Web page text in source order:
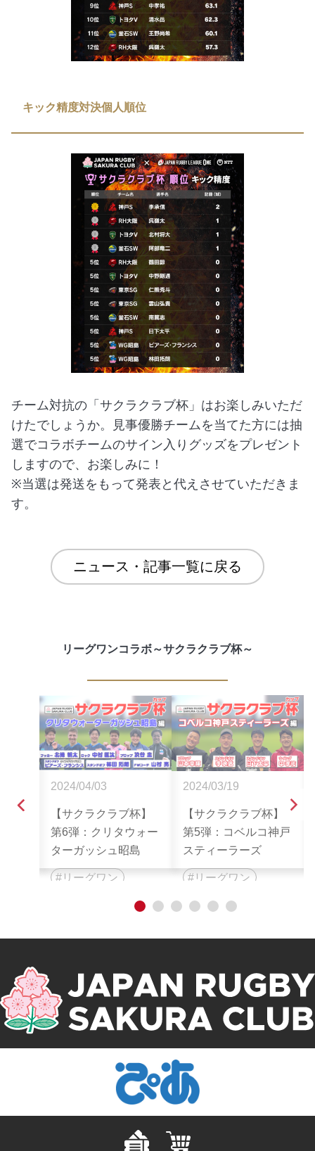
キック精度対決個人順位
チーム対抗の「サクラクラブ杯」はお楽しみいただ
けたでしょうか。見事優勝チームを当てた方には抽
選でコラボチームのサイン入りグッズをプレゼント
しますので、お楽しみに！
※当選は発送をもって発表と代えさせていただきま
す。
ニュース・記事一覧に戻る
リーグワンコラボ～サクラクラブ杯～
2024/04/03
【サクラクラブ杯】
第6弾：クリタウォー
ターガッシュ昭島
リーグワン
2024/03/19
【サクラクラブ杯】
第5弾：コベルコ神戸
スティーラーズ
リーグワン
コラボ